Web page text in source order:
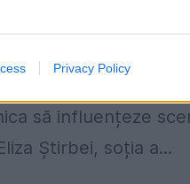
Privacy Policy
să influențeze
Știrbei, soția a...